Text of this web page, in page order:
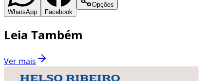
WhatsApp Facebook
Opções
Leia Também
Ver mais